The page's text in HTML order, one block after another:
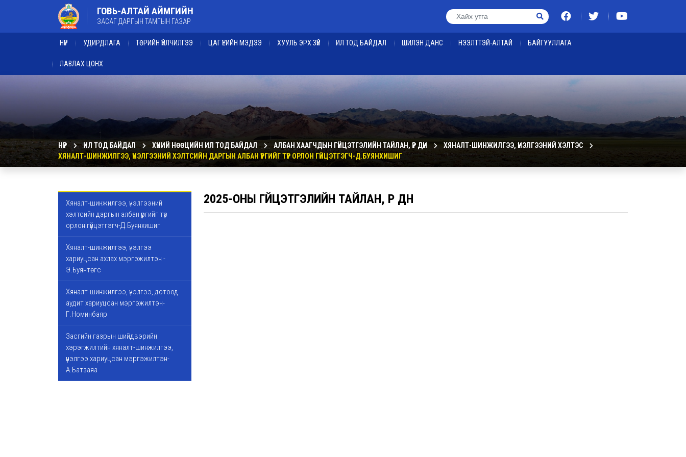
ГОВЬ-АЛТАЙ АЙМГИЙН
ЗАСАГ ДАРГЫН ТАМГЫН ГАЗАР
НҮҮР УДИРДЛАГА ТӨРИЙН ҮЙЛЧИЛГЭЭ ЦАГ ҮЕИЙН МЭДЭЭ ХУУЛЬ ЭРХ ЗҮЙ ИЛ ТОД БАЙДАЛ ШИЛЭН ДАНС НЭЭЛТТЭЙ-АЛТАЙ БАЙГУУЛЛАГА
ЛАВЛАХ ЦОНХ
НҮҮР ИЛ ТОД БАЙДАЛ ХҮНИЙ НӨӨЦИЙН ИЛ ТОД БАЙДАЛ АЛБАН ХААГЧДЫН ГҮЙЦЭТГЭЛИЙН ТАЙЛАН, ҮР ДҮН
ХЯНАЛТ-ШИНЖИЛГЭЭ, ҮНЭЛГЭЭНИЙ ХЭЛТЭС
ХЯНАЛТ-ШИНЖИЛГЭЭ, ҮНЭЛГЭЭНИЙ ХЭЛТСИЙН ДАРГЫН АЛБАН ҮҮРГИЙГ ТҮР ОРЛОН ГҮЙЦЭТГЭГЧ-Д.БУЯНХИШИГ
Хяналт-шинжилгээ, үнэлгээний
хэлтсийн даргын албан үүргийг түр
орлон гүйцэтгэгч-Д.Буянхишиг
Хяналт-шинжилгээ, үнэлгээ
хариуцсан ахлах мэргэжилтэн -
Э.Буянтөгс
Хяналт-шинжилгээ, үнэлгээ, дотоод
аудит хариуцсан мэргэжилтэн-
Г.Номинбаяр
Засгийн газрын шийдвэрийн
хэрэгжилтийн хяналт-шинжилгээ,
үнэлгээ хариуцсан мэргэжилтэн-
А.Батзаяа
2025-ОНЫ ГҮЙЦЭТГЭЛИЙН ТАЙЛАН, ҮР ДҮН